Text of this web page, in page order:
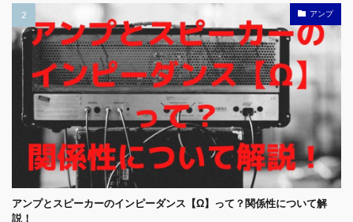
アンプ
アンプとスピーカーのインピーダンス【Ω】って？関係性について解
説！